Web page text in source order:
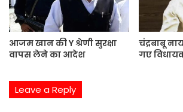
आजम खान की Y श्रेणी सुरक्षा
वापस लेने का आदेश
चंद्रबाबू
गए
Leave a Reply